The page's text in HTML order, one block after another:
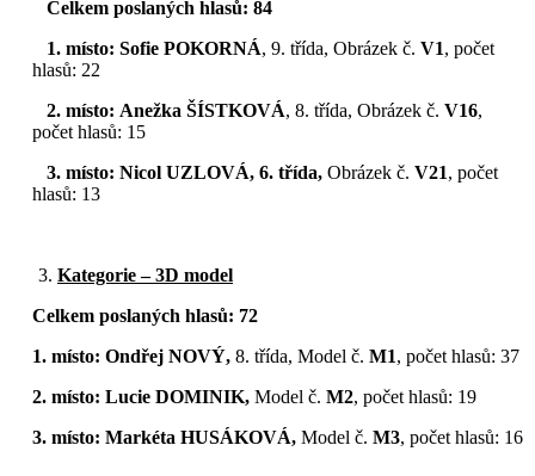
Celkem poslaných hlasů: 84
1. místo: Sofie POKORNÁ, 9. třída, Obrázek č. V1, počet
hlasů: 22
2. místo: Anežka ŠÍSTKOVÁ, 8. třída, Obrázek č. V16,
počet hlasů: 15
3. místo: Nicol UZLOVÁ, 6. třída, Obrázek č. V21, počet
hlasů: 13
Kategorie – 3D model
Celkem poslaných hlasů: 72
1. místo: Ondřej NOVÝ,8. třída, Model č. M1, počet hlasů: 37
2. místo: Lucie DOMINIK,Model č. M2, počet hlasů: 19
3. místo: Markéta HUSÁKOVÁ, Model č. M3, počet hlasů: 16